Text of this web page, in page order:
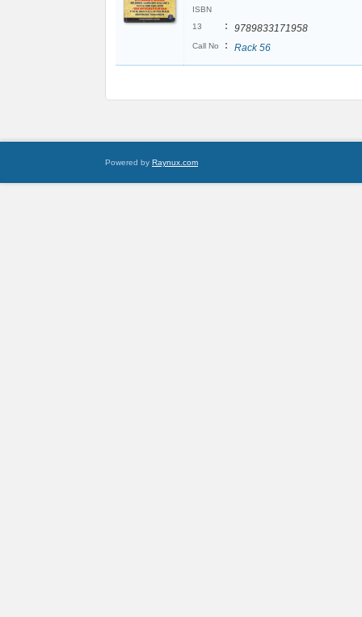
ISBN
13
: 9789833171958
Call No : Rack 56
Powered by Raynux.com